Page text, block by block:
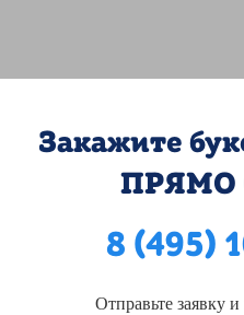
Закажите
ПРЯМО
8 (495)
Отправьте заявку